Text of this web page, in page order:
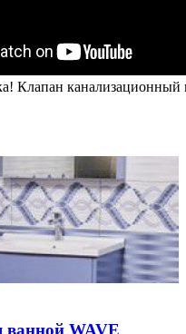
Клапан
ванной WAVE